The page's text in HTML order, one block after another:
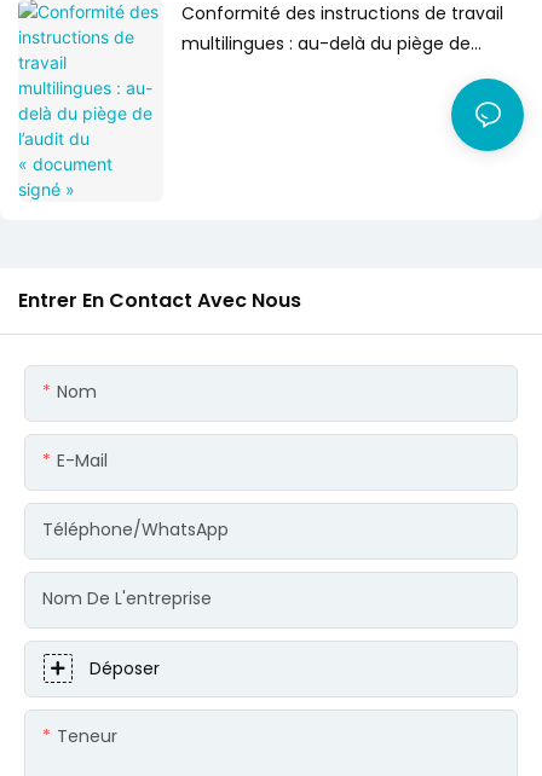
Conformité des instructions de travail
multilingues : au-delà du piège de
Entrer En Contact Avec Nous
Nom
E-Mail
Téléphone/WhatsApp
Nom De L'entreprise
Déposer
Teneur